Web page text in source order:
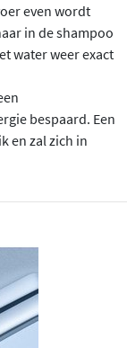
even wordt
in de shampoo
water weer exact
bespaard. Een
en zal zich in